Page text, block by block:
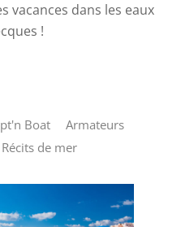
vacances dans les eaux
!
Boat
Armateurs
Récits de mer